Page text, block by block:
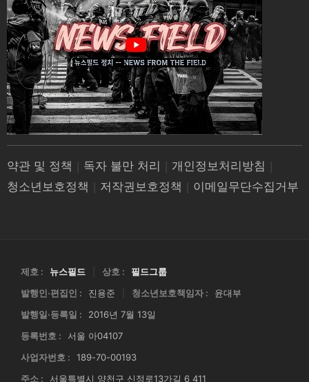
약관 및 정책 독자 불만 처리 개인정보처리방침
청소년보호정책
저작권보호정책 이메일무단수집거부
제호 : 뉴스필드 상호 :
필드그룹
발행인·편집인 :
진용준 청소년보호책임자 :
윤대부
발행일·등록일 :
2016년 7월 13일
등록번호 :
서울 아04107
사업자번호 :
189-70-00193
주소 :
서울특별시 양천구 신정로13가길 6 411